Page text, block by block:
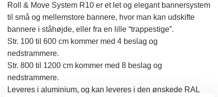
Roll & Move System R10 er et let og elegant bannersystem
til små og mellemstore bannere, hvor man kan udskifte
bannere i ståhøjde, eller fra en lille “trappestige”.
Str. 100 til 600 cm kommer med 4 beslag og
nedstrammere.
Str. 800 til 1200 cm kommer med 8 beslag og
nedstrammere.
Leveres i aluminium, og kan leveres i den ønskede RAL